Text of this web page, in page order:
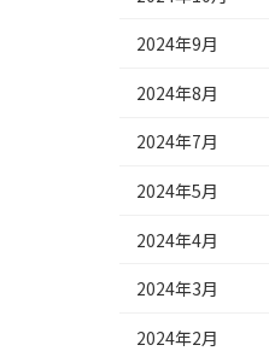
2024年9月
2024年8月
2024年7月
2024年5月
2024年4月
2024年3月
2024年2月